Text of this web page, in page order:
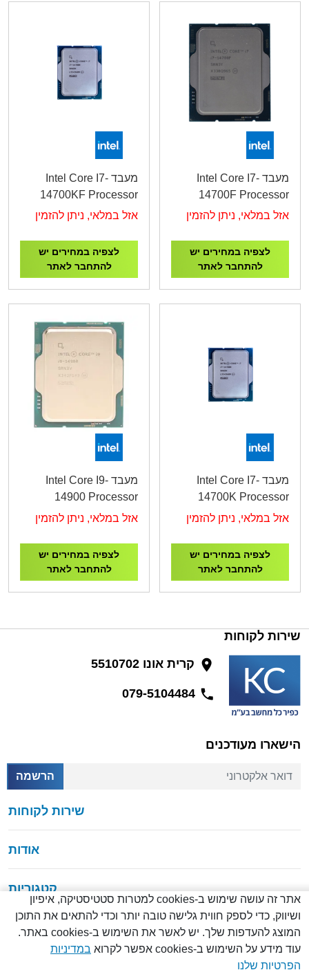
מעבד Intel Core I7-
14700F Processor
5.4GHz TRAY
אזל במלאי, ניתן להזמין
לצפיה במחירים יש
להתחבר לאתר
מעבד Intel Core I7-
14700KF Processor
5.6GHz
אזל במלאי, ניתן להזמין
לצפיה במחירים יש
להתחבר לאתר
מעבד Intel Core I7-
14700K Processor
5.6GHz
אזל במלאי, ניתן להזמין
לצפיה במחירים יש
להתחבר לאתר
מעבד Intel Core I9-
14900 Processor
5.8GHz
אזל במלאי, ניתן להזמין
לצפיה במחירים יש
להתחבר לאתר
שירות לקוחות
קרית אונו 5510702
הישארו מעודכנים
דואר אלקטרוני הרשמה
שירות לקוחות
אודות
קטגוריות
אתר זה עושה שימוש ב-cookies למטרות סטטיסטיקה, איפיון
ושיווק, כדי לספק חווית גלישה טובה יותר וכדי להתאים את התוכן
המוצג להעדפות שלך. יש לאשר את השימוש ב-cookies באתר.
עוד מידע על השימוש ב-cookies אפשר לקרוא
במדיניות
הפרטיות שלנו